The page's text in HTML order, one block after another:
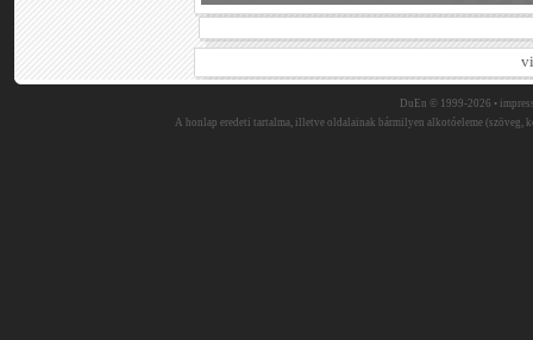
DuEn © 1999-2026 •
A honlap eredeti tartalma, illetve oldalainak bármilyen alkotóeleme (szöveg,